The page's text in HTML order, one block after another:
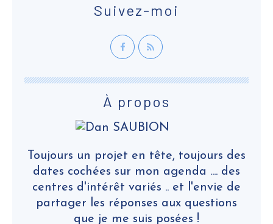
Suivez-moi
À propos
Toujours un projet en tête, toujours des
dates cochées sur mon agenda .... des
centres d'intérêt variés .. et l'envie de
partager les réponses aux questions
que je me suis posées !